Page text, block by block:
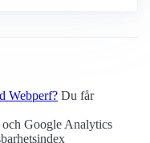
Webperf? Du får
Google Analytics